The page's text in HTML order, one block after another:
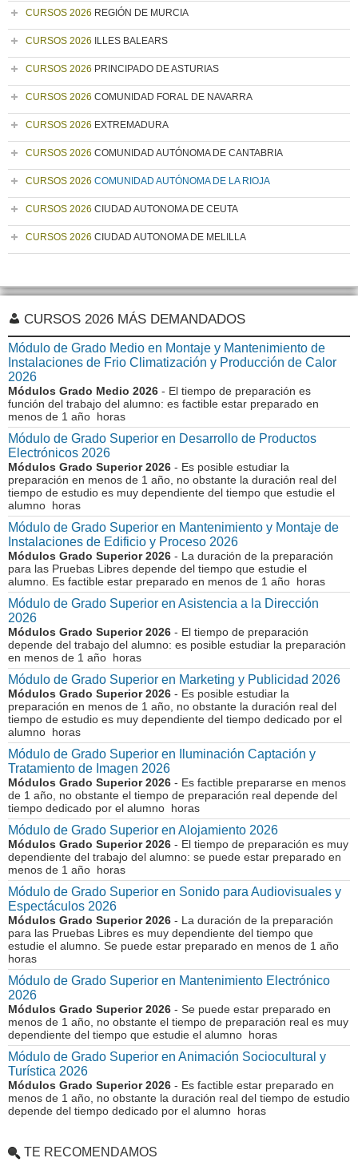
CURSOS 2026 REGIÓN DE MURCIA
CURSOS 2026 ILLES BALEARS
CURSOS 2026 PRINCIPADO DE ASTURIAS
CURSOS 2026 COMUNIDAD FORAL DE NAVARRA
CURSOS 2026 EXTREMADURA
CURSOS 2026 COMUNIDAD AUTÓNOMA DE CANTABRIA
CURSOS 2026 COMUNIDAD AUTÓNOMA DE LA RIOJA
CURSOS 2026 CIUDAD AUTONOMA DE CEUTA
CURSOS 2026 CIUDAD AUTONOMA DE MELILLA
CURSOS 2026 MÁS DEMANDADOS
Módulo de Grado Medio en Montaje y Mantenimiento de
Instalaciones de Frio Climatización y Producción de Calor
2026
Módulos Grado Medio 2026 - El tiempo de preparación es
función del trabajo del alumno: es factible estar preparado en
menos de 1 año horas
Módulo de Grado Superior en Desarrollo de Productos
Electrónicos 2026
Módulos Grado Superior 2026 - Es posible estudiar la
preparación en menos de 1 año, no obstante la duración real del
tiempo de estudio es muy dependiente del tiempo que estudie el
alumno horas
Módulo de Grado Superior en Mantenimiento y Montaje de
Instalaciones de Edificio y Proceso 2026
Módulos Grado Superior 2026 - La duración de la preparación
para las Pruebas Libres depende del tiempo que estudie el
alumno. Es factible estar preparado en menos de 1 año horas
Módulo de Grado Superior en Asistencia a la Dirección
2026
Módulos Grado Superior 2026 - El tiempo de preparación
depende del trabajo del alumno: es posible estudiar la preparación
en menos de 1 año horas
Módulo de Grado Superior en Marketing y Publicidad 2026
Módulos Grado Superior 2026 - Es posible estudiar la
preparación en menos de 1 año, no obstante la duración real del
tiempo de estudio es muy dependiente del tiempo dedicado por el
alumno horas
Módulo de Grado Superior en Iluminación Captación y
Tratamiento de Imagen 2026
Módulos Grado Superior 2026 - Es factible prepararse en menos
de 1 año, no obstante el tiempo de preparación real depende del
tiempo dedicado por el alumno horas
Módulo de Grado Superior en Alojamiento 2026
Módulos Grado Superior 2026 - El tiempo de preparación es muy
dependiente del trabajo del alumno: se puede estar preparado en
menos de 1 año horas
Módulo de Grado Superior en Sonido para Audiovisuales y
Espectáculos 2026
Módulos Grado Superior 2026 - La duración de la preparación
para las Pruebas Libres es muy dependiente del tiempo que
estudie el alumno. Se puede estar preparado en menos de 1 año
horas
Módulo de Grado Superior en Mantenimiento Electrónico
2026
Módulos Grado Superior 2026 - Se puede estar preparado en
menos de 1 año, no obstante el tiempo de preparación real es muy
dependiente del tiempo que estudie el alumno horas
Módulo de Grado Superior en Animación Sociocultural y
Turística 2026
Módulos Grado Superior 2026 - Es factible estar preparado en
menos de 1 año, no obstante la duración real del tiempo de estudio
depende del tiempo dedicado por el alumno horas
TE RECOMENDAMOS